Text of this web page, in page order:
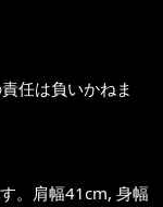
任は負いかねま
。肩幅41cm, 身幅